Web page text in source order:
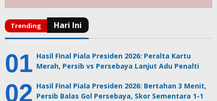
Hasil Final Piala Presiden 2026: Peralta Kartu
Merah, Persib vs Persebaya Lanjut Adu Penalti
Hasil Final Piala Presiden 2026: Bertahan 3 Menit,
Persib Balas Gol Persebaya, Skor Sementara 1-1